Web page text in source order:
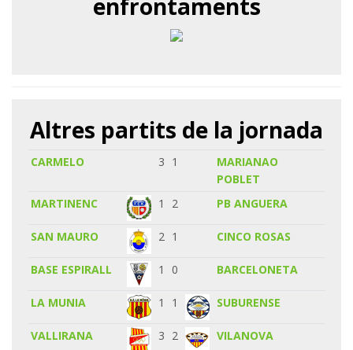
enfrontaments
Altres partits de la jornada
CARMELO 3 1
MARIANAO
POBLET
MARTINENC
1 2 PB ANGUERA
SAN MAURO 2 1 CINCO ROSAS
BASE ESPIRALL 1 0 BARCELONETA
LA MUNIA 1 1 SUBURENSE
VALLIRANA 3 2 VILANOVA